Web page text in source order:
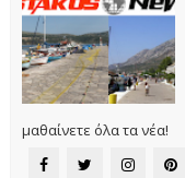
μαθαίνετε όλα τα νέα!